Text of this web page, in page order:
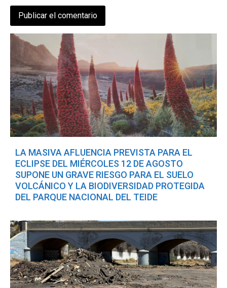
LA MASIVA AFLUENCIA PREVISTA PARA EL
ECLIPSE DEL MIÉRCOLES 12 DE AGOSTO
SUPONE UN GRAVE RIESGO PARA EL SUELO
VOLCÁNICO Y LA BIODIVERSIDAD PROTEGIDA
DEL PARQUE NACIONAL DEL TEIDE